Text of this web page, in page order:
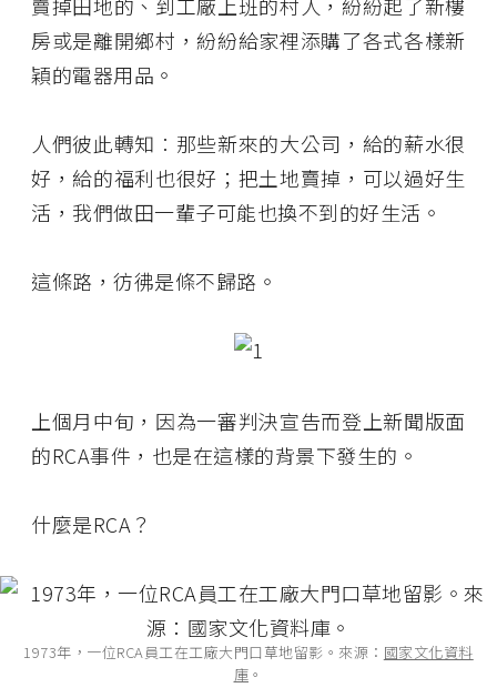
賣掉田地的、到工廠上班的村人，紛紛起了新樓
房或是離開鄉村，紛紛給家裡添購了各式各樣新
穎的電器用品。
人們彼此轉知︰那些新來的大公司，給的薪水很
好，給的福利也很好；把土地賣掉，可以過好生
活，我們做田一輩子可能也換不到的好生活。
這條路，彷彿是條不歸路。
上個月中旬，因為一審判決宣告而登上新聞版面
的RCA事件，也是在這樣的背景下發生的。
什麼是RCA？
1973年，一位RCA員工在工廠大門口草地留影。來源： 國家文化資料
庫 。